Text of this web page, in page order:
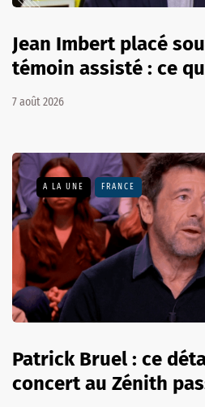
Jean Imbert placé
témoin assisté : ce
7 août 2026
A LA UNE FRANCE
Patrick Bruel : ce
concert au Zénith